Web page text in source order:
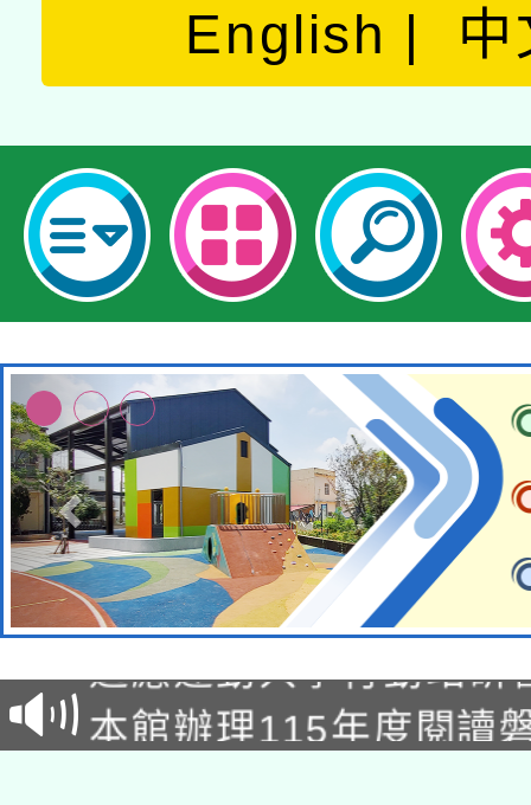
English 中
本校115學年度第2次
招)
適應運動共學行動站研
本館辦理115年度閱讀